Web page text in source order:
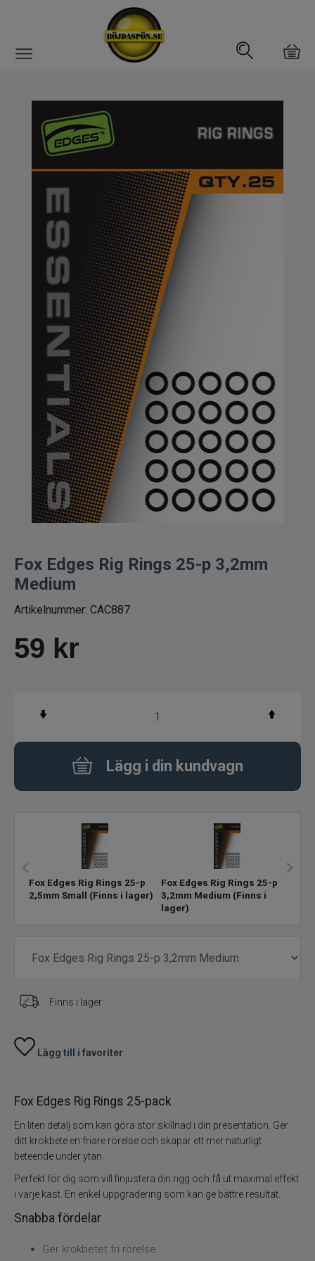
Abborrfemman
Interfiske
Fiskeset
Fiskedrag
Fiskelinor
Småplock
Tillbehör
Flugbindning
Flugfiske
Vinterfiske
Trolling
Karpmete
Fox Edges Rig Rings 25-p 3,2mm
Medium
Artikelnummer: CAC887
59 kr
Lägg i din kundvagn
Fox Edges Rig Rings 25-p
2,5mm Small (Finns i lager)
Fox Edges Rig Rings 25-p
3,2mm Medium (Finns i
lager)
Finns i lager
Lägg till i favoriter
Fox Edges Rig Rings 25-pack
En liten detalj som kan göra stor skillnad i din presentation. Ger
ditt krokbete en friare rörelse och skapar ett mer naturligt
beteende under ytan.
Perfekt för dig som vill finjustera din rigg och få ut maximal effekt
i varje kast. En enkel uppgradering som kan ge bättre resultat.
Snabba fördelar
Ger krokbetet fri rörelse